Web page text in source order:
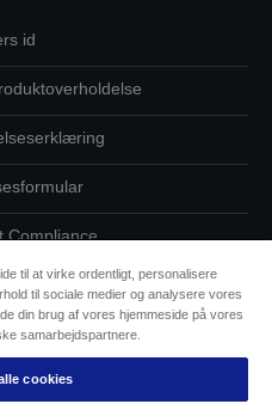
id
Compliance
dine data
om cookies
til tilgængelighed
til at virke ordentligt, personalisere
til sociale medier og analysere vores
din brug af vores hjemmeside på vores
samarbejdspartnere.
cookies